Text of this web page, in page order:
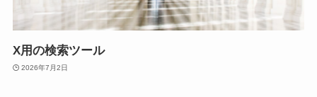
X用の検索ツール
2026年7月2日